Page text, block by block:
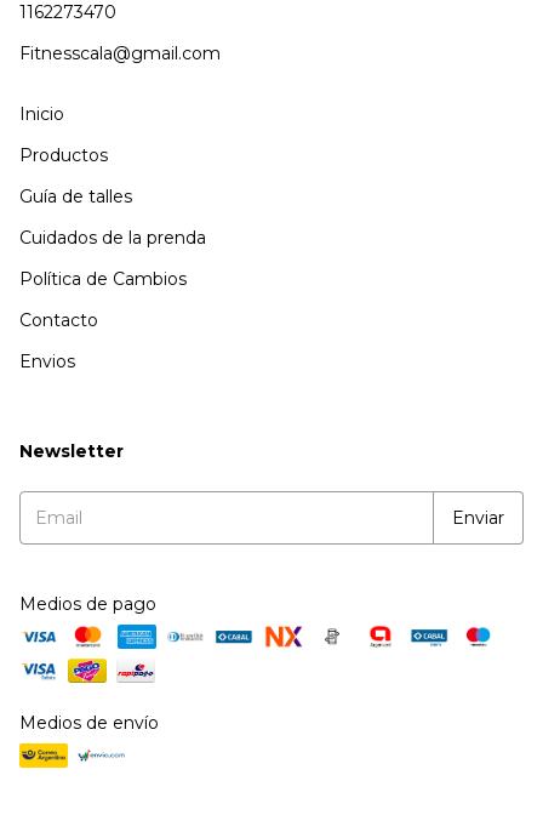
1162273470
Fitnesscala@gmail.com
Inicio
Productos
Guía de talles
Cuidados de la prenda
Política de Cambios
Contacto
Envios
Newsletter
Medios de pago
Medios de envío